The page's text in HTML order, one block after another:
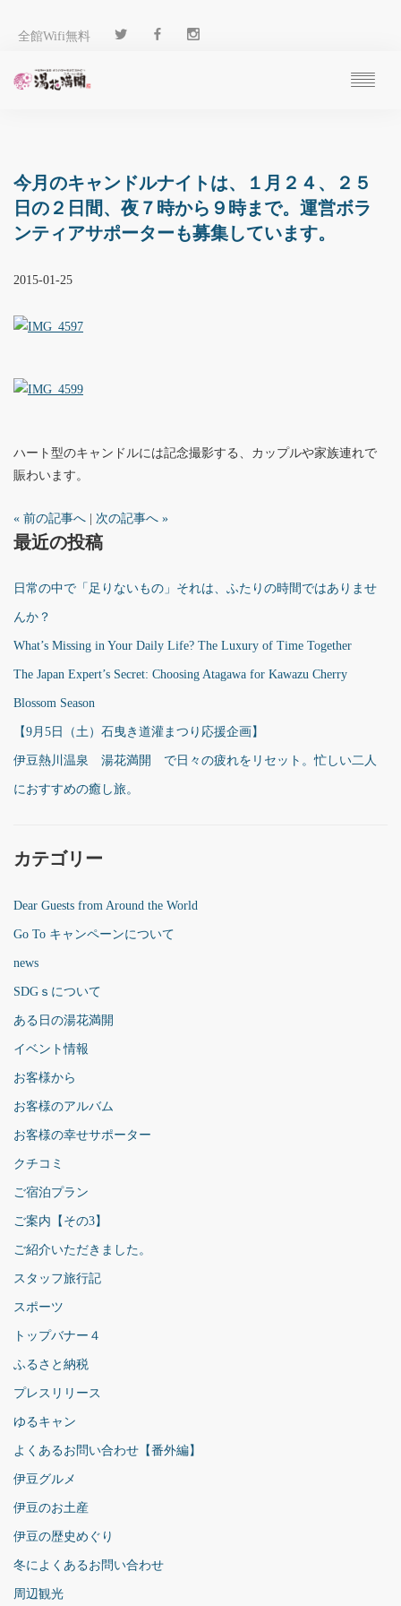
全館Wifi無料
客 室
温 泉
料 理
施 設
アクセス
ENGLISH
今月のキャンドルナイトは、１月２４、２５
日の２日間、夜７時から９時まで。運営ボラ
ンティアサポーターも募集しています。
2015-01-25
ハート型のキャンドルには記念撮影する、カップルや家族連れで
賑わいます。
« 前の記事へ | 次の記事へ »
最近の投稿
日常の中で「足りないもの」それは、ふたりの時間ではありませ
んか？
What’s Missing in Your Daily Life? The Luxury of Time Together
The Japan Expert’s Secret: Choosing Atagawa for Kawazu Cherry
Blossom Season
【9月5日（土）石曳き道灌まつり応援企画】
伊豆熱川温泉 湯花満開 で日々の疲れをリセット。忙しい二人
におすすめの癒し旅。
カテゴリー
Dear Guests from Around the World
Go To キャンペーンについて
news
SDGｓについて
ある日の湯花満開
イベント情報
お客様から
お客様のアルバム
お客様の幸せサポーター
クチコミ
ご宿泊プラン
ご案内【その3】
ご紹介いただきました。
スタッフ旅行記
スポーツ
トップバナー４
ふるさと納税
プレスリリース
ゆるキャン
よくあるお問い合わせ【番外編】
伊豆グルメ
伊豆のお土産
伊豆の歴史めぐり
冬によくあるお問い合わせ
周辺観光